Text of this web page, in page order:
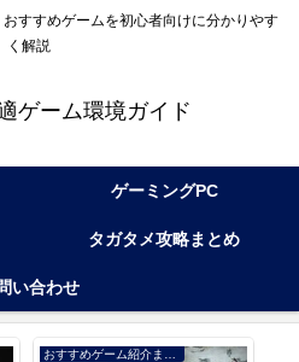
すすめゲームを初心者向けに分かりやす
く解説
ゲーム環境ガイド
ゲーミングPC
タガタメ攻略まとめ
い合わせ